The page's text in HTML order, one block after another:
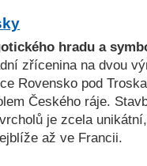
hradu a
zřícenina na dvou
Rovensko pod
Českého ráje.
je zcela
až ve Francii.